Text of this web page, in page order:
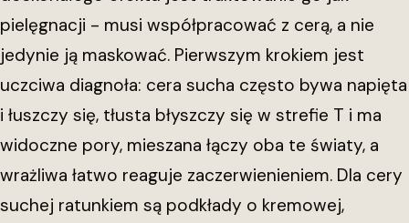
pielęgnacji - musi współpracować z cerą, a nie
jedynie ją maskować. Pierwszym krokiem jest
uczciwa diagnoła: cera sucha często bywa napięta
i łuszczy się, tłusta błyszczy się w strefie T i ma
widoczne pory, mieszana łączy oba te światy, a
wrażliwa łatwo reaguje zaczerwienieniem. Dla cery
suchej ratunkiem są podkłady o kremowej,